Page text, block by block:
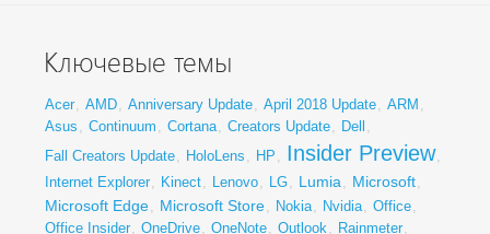
Ключевые темы
Acer, AMD, Anniversary Update, April 2018 Update, ARM ,
Asus , Continuum , Cortana, Creators Update, Dell ,
Fall Creators Update, HoloLens , HP , Insider Preview,
Internet Explorer, Kinect, Lenovo, LG, Lumia , Microsoft,
Microsoft Edge, Microsoft Store, Nokia, Nvidia, Office,
Office Insider, OneDrive, OneNote, Outlook, Rainmeter,